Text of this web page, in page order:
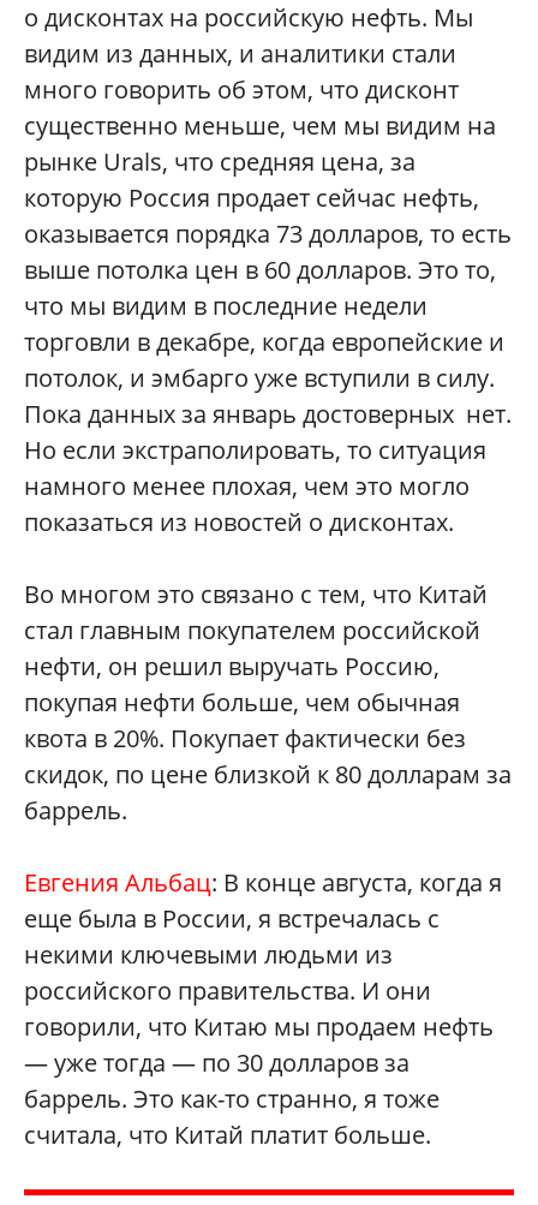
о дисконтах на российскую нефть. Мы
видим из данных, и аналитики стали
много говорить об этом, что дисконт
существенно меньше, чем мы видим на
рынке Urals, что средняя цена, за
которую Россия продает сейчас нефть,
оказывается порядка 73 долларов, то есть
выше потолка цен в 60 долларов. Это то,
что мы видим в последние недели
торговли в декабре, когда европейские и
потолок, и эмбарго уже вступили в силу.
Пока данных за январь достоверных нет.
Но если экстраполировать, то ситуация
намного менее плохая, чем это могло
показаться из новостей о дисконтах.
Во многом это связано с тем, что Китай
стал главным покупателем российской
нефти, он решил выручать Россию,
покупая нефти больше, чем обычная
квота в 20%. Покупает фактически без
скидок, по цене близкой к 80 долларам за
баррель.
Евгения Альбац: В конце августа, когда я
еще была в России, я встречалась с
некими ключевыми людьми из
российского правительства. И они
говорили, что Китаю мы продаем нефть
— уже тогда — по 30 долларов за
баррель. Это как-то странно, я тоже
считала, что Китай платит больше.